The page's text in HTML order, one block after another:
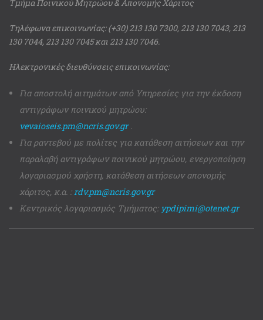
Τμήμα Ποινικού Μητρώου & Απονομής Χάριτος
Τηλέφωνα επικοινωνίας: (+30) 213 130 7300, 213 130 7043, 213
130 7044, 213 130 7045 και 213 130 7046.
Ηλεκτρονικές διευθύνσεις επικοινωνίας:
Για αποστολή αιτημάτων από Υπηρεσίες για την έκδοση
αντιγράφων ποινικού μητρώου:
vevaioseis.pm@ncris.gov.gr.
Για ραντεβού με πολίτες για κατάθεση αιτήσεων και την
παραλαβή αντιγράφων ποινικού μητρώου, ενεργοποίηση
λογαριασμού χρήστη, κατάθεση αιτήσεων απονομής
χάριτος, κ.α. :rdv.pm@ncris.gov.gr
Κεντρικός λογαριασμός Τμήματος: ypdipimi@otenet.gr